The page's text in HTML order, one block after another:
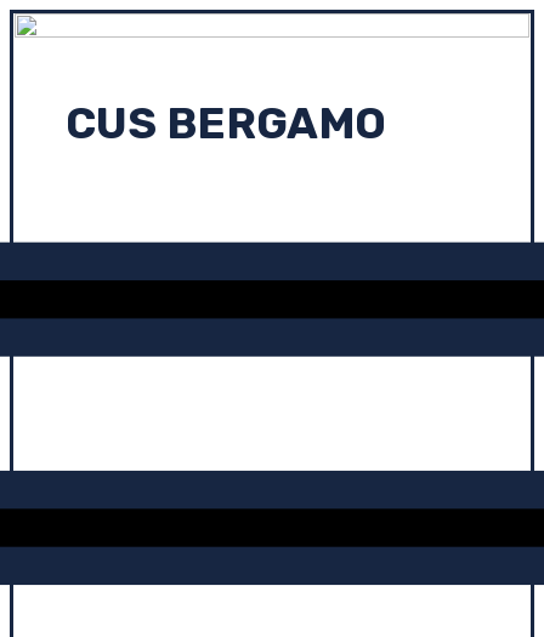
CUS BERGAMO